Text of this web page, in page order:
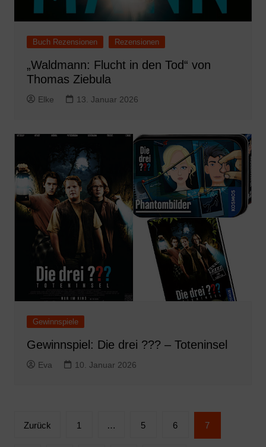
Buch Rezensionen Rezensionen
„Waldmann: Flucht in den Tod“ von
Thomas Ziebula
Elke 13. Januar 2026
Gewinnspiele
Gewinnspiel: Die drei ??? – Toteninsel
Eva 10. Januar 2026
Seitennummerierung
Zurück 1 … 5 6 7